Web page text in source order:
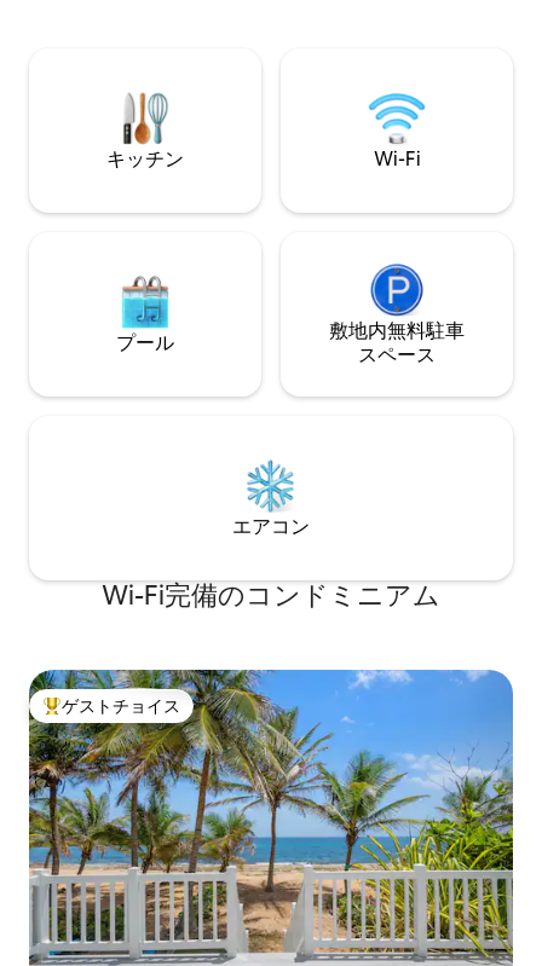
海の上に吊るされたネットベッド - 夢の
ようなネットベッドでリラックスして、
日光浴をし、下の波の音を聞くことがで
ラウンジエリア • キーパッドによるセル
天然プールと砂浜。 ベガバハタウン⎯▹車
キングトレイル、海岸の景色。 ドラドビ
トアメニティ。 サンフアン旧市街⎯▹車で
Terraza （シーフード）⎯▹車で20分 よく
ある質問 ➤ ここではリモートワークがで
さい。 ➤知っておくべき特徴はあります
か？ 煙探知器は設置されていません。プ
ールエリアはフェンスがありません。 ➤
どこに駐車すればいいですか？ 車道には
車が2台入り、近くには追加の路上駐車場
があります。 ❤️ ホストのご紹介 世界中の
ゲストとプエルトリコの美しさを共有す
るのが大好きです！何か必要なものはあ
りますか？メッセージでお気軽にご連絡
ください。 ホストの Carmen
り、安心してご予
Instagramの
だけます！
キッチン Wi-Fi
プール
敷地内無料駐⁠車
ス⁠ペ⁠ー⁠ス
エアコン
Wi-Fi完備のコンドミニアム
大好評のゲストチョイスです。
ゲストチョイス